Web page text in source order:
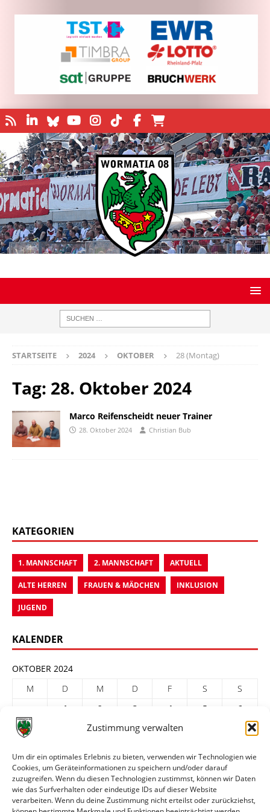
Zustimmung verwalten
Um dir ein optimales Erlebnis zu bieten, verwenden wir Technologien wie
Cookies, um Geräteinformationen zu speichern und/oder darauf
zuzugreifen. Wenn du diesen Technologien zustimmst, können wir Daten
wie das Surfverhalten oder eindeutige IDs auf dieser Website
verarbeiten. Wenn du deine Zustimmung nicht erteilst oder zurückziehst,
STARTSEITE 2024 OKTOBER 28 (Montag)
Tag: 28. Oktober 2024
Marco Reifenscheidt neuer Trainer
28. Oktober 2024 Christian Bub
KATEGORIEN
1. MANNSCHAFT 2. MANNSCHAFT AKTUELL
ALTE HERREN FRAUEN & MÄDCHEN INKLUSION
JUGEND
KALENDER
OKTOBER 2024
M
D M D F S
S
1
2 3 4 5
6
7
9 10 11
21
22 23 24 25 26
28
29 30
31
« Sep.
Nov. »